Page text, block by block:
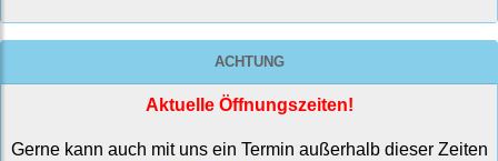
ACHTUNG
Aktuelle Öffnungszeiten!
Gerne kann auch mit uns ein Termin außerhalb dieser Zeiten